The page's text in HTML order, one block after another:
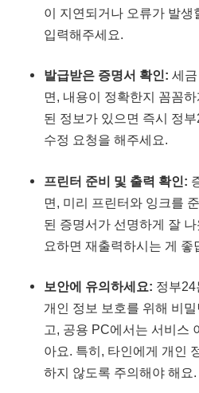
이 지연되거나 오류가 발생
입력해주세요.
발급받은 증명서 확인: 세
면, 내용이 정확한지 꼼꼼
된 정보가 있으면 즉시 정
수정 요청을 해주세요.
프린터 준비 및 출력 확인:
면, 미리 프린터와 잉크를
된 증명서가 선명하게 잘
요하면 재출력하시는 게 좋
보안에 유의하세요: 정부24
개인 정보 보호를 위해 비
고, 공용 PC에서는 서비스
아요. 특히, 타인에게 개인
하지 않도록 주의해야 해요.